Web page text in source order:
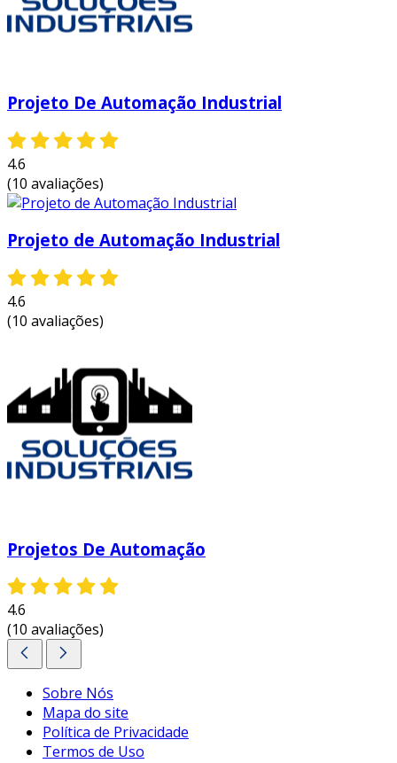
personalizado!
Projeto De Automação Industrial
4.6
(10 avaliações)
Projeto de Automação Industrial
4.6
(10 avaliações)
Projetos De Automação
4.6
(10 avaliações)
Sobre Nós
Mapa do site
Política de Privacidade
Termos de Uso